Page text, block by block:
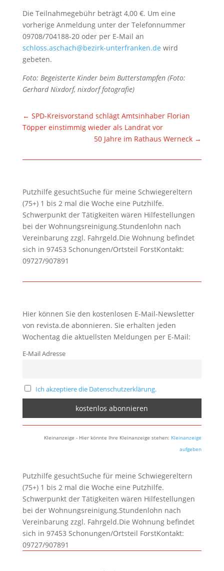
Die Teilnahmegebühr beträgt 4,00 €. Um eine
vorherige Anmeldung unter der Telefonnummer
09708/704188-20 oder per E-Mail an
schloss.aschach@bezirk-unterfranken.de wird
gebeten.
Foto: Begeisterte Kinder beim Butterstampfen (Foto:
Gerhard Nixdorf, nixdorf fotografie)
← SPD-Kreisvorstand schlägt Amtsinhaber Florian
Töpper einstimmig wieder als Landrat vor
50 Jahre im Rathaus Werneck →
Putzhilfe gesuchtSuche für meine Schwiegereltern
(75+) 1 bis 2 mal die Woche eine Putzhilfe.
Schwerpunkt der Tätigkeiten wären Hilfestellungen
bei der Wohnungsreinigung.Stundenlohn nach
Vereinbarung zzgl. Fahrgeld.Die Wohnung befindet
sich in 97453 Schonungen/Ortsteil ForstKontakt:
09727/907891
Hier können Sie den kostenlosen E-Mail-Newsletter
von revista.de abonnieren. Sie erhalten jeden
Wochentag die aktuellsten Meldungen per E-Mail:
E-Mail Adresse
Ich akzeptiere die Datenschutzerklärung.
Kleinanzeige - Hier könnte Ihre Kleinanzeige stehen: Kleinanzeige
aufgeben
Putzhilfe gesuchtSuche für meine Schwiegereltern
(75+) 1 bis 2 mal die Woche eine Putzhilfe.
Schwerpunkt der Tätigkeiten wären Hilfestellungen
bei der Wohnungsreinigung.Stundenlohn nach
Vereinbarung zzgl. Fahrgeld.Die Wohnung befindet
sich in 97453 Schonungen/Ortsteil ForstKontakt:
09727/907891